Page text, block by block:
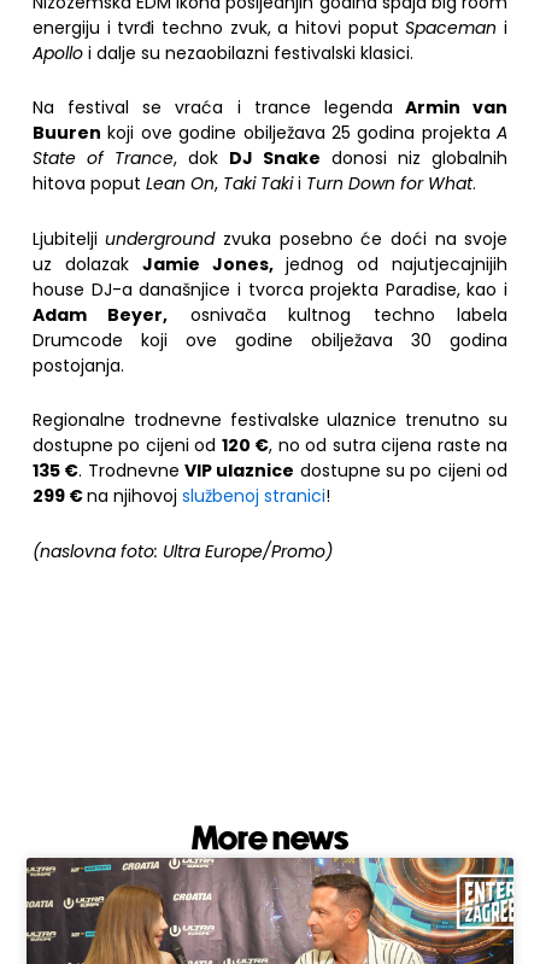
energiju i tvrđi techno zvuk, a hitovi poputSpaceman i
Apolloi dalje su nezaobilazni festivalski klasici.
Na festival se vraća i trance legenda Armin van
Buuren koji ove godine obilježava 25 godina projektaA
State of Trance, dok DJ Snake donosi niz globalnih
hitova poput Lean On, Taki Takii Turn Down for What.
Ljubiteljiundergroundzvuka posebno će doći na svoje
uz dolazak Jamie Jones,jednog od najutjecajnijih
house DJ-a današnjice i tvorca projekta Paradise, kao i
Adam Beyer, osnivača kultnog techno labela
Drumcode koji ove godine obilježava 30 godina
postojanja.
Regionalne trodnevne festivalske ulaznice trenutno su
dostupne po cijeni od 120 €, no od sutra cijena raste na
135 €. Trodnevne VIP ulaznice dostupne su po cijeni od
299 €na njihovoj službenoj stranici!
(naslovna foto: Ultra Europe/Promo)
More news